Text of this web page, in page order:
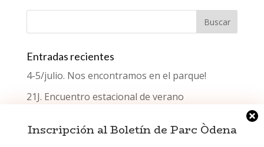
Inscripción al Boletín de Parc Òdena
Entradas recientes
4-5/julio. Nos encontramos en el parque!
21J. Encuentro estacional de verano
Encuentro estacional de primavera